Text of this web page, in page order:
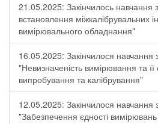
21.05.2025: Закінчилось навчання
встановлення міжкалібрувальних
вимірювального обладнання"
16.05.2025: Закінчилося навчання
"Невизначеність вимірювання та
випробування та калібрування"
12.05.2025: Закінчилося навчання
"Забезпечення єдності